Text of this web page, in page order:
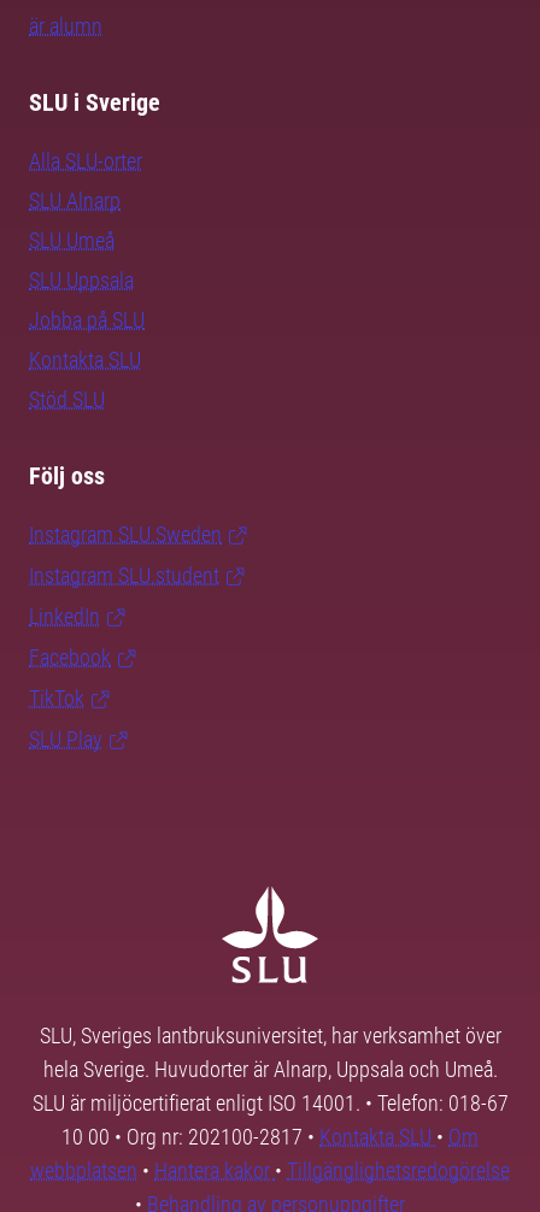
är alumn
SLU i Sverige
Alla SLU-orter
SLU Alnarp
SLU Umeå
SLU Uppsala
Jobba på SLU
Kontakta SLU
Stöd SLU
Följ oss
Instagram SLU.Sweden
Instagram SLU.student
LinkedIn
Facebook
TikTok
SLU Play
SLU, Sveriges lantbruksuniversitet, har verksamhet över
hela Sverige. Huvudorter är Alnarp, Uppsala och Umeå.
SLU är miljöcertifierat enligt ISO 14001. • Telefon: 018-67
10 00 • Org nr: 202100-2817 • Kontakta SLU • Om
webbplatsen • Hantera kakor • Tillgänglighetsredogörelse
• Behandling av personuppgifter